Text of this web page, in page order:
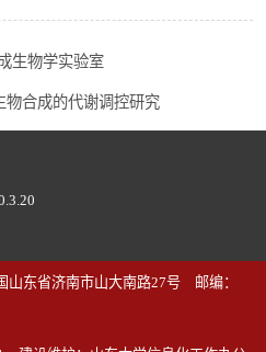
生物学实验室
物合成的代谢调控研究
3 20
东省济南市山大南路27号 邮编：